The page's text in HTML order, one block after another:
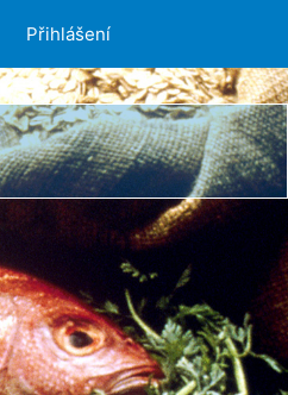
Přihlášení